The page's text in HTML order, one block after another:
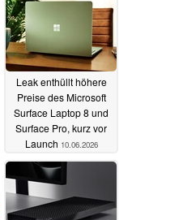
Leak enthüllt höhere
Preise des Microsoft
Surface Laptop 8 und
Surface Pro, kurz vor
Launch 10.06.2026